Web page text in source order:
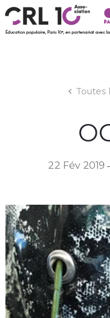
Toutes
22 Fév 2019